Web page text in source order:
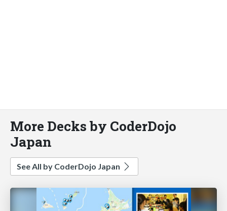
More Decks by CoderDojo
Japan
See All by CoderDojo Japan